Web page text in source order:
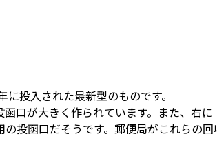
投入された最新型のものです。
口が大きく作られています。また、右に
の投函口だそうです。郵便局がこれらの